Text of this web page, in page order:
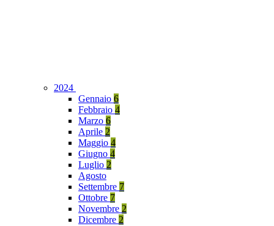
2024
Gennaio 6
Febbraio 4
Marzo 6
Aprile 2
Maggio 4
Giugno 4
Luglio 2
Agosto
Settembre 7
Ottobre 7
Novembre 2
Dicembre 2